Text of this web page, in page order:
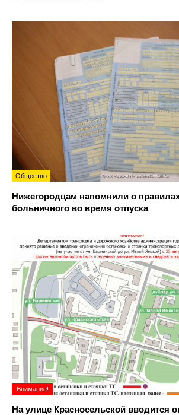
Общество
Нижегородцам напомнили о
больничного во время отпуска
Внимание!
На улице Красносельской вводится